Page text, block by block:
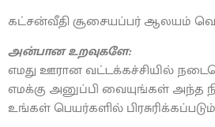
கட்சன்வீதி சூசையப்பர் ஆலயம்
அன்பான உறவுகளே:
எமது ஊரான வட்டக்கச்சியில்
எமக்கு அனுப்பி வையுங்கள் அந்த
உங்கள் பெயர்களில்